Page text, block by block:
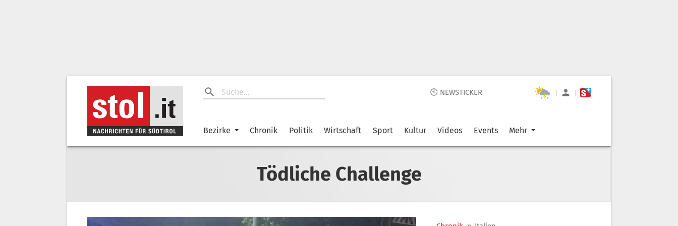
🕙 NEWSTICKER | |
Bezirke Chronik Politik Wirtschaft Sport Kultur Videos Events Mehr
Tödliche Challenge